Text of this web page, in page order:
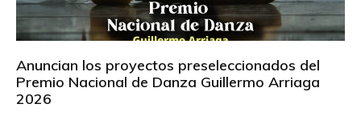
Anuncian los proyectos preseleccionados del
Premio Nacional de Danza Guillermo Arriaga
2026